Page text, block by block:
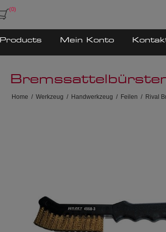
(0)
Products Mein Konto
Home / Werkzeug / Handwerkzeug / Feilen / Rival